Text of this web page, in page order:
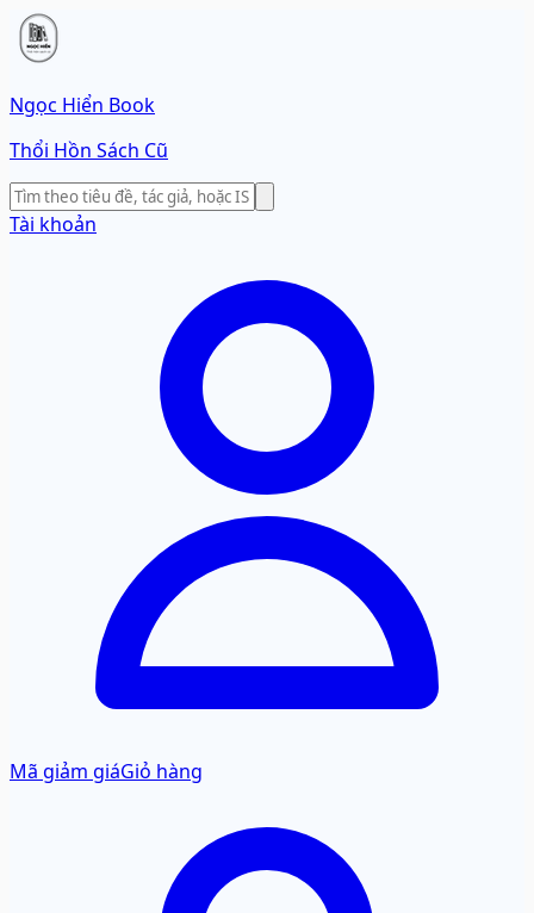
Ngọc Hiển Book
Thổi Hồn Sách Cũ
Tài khoản
Mã giảm giáGiỏ hàng